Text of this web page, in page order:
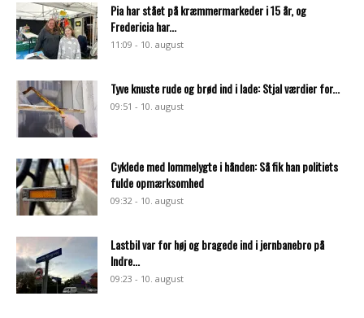
Pia har stået på kræmmermarkeder i 15 år, og
Fredericia har...
11:09 - 10. august
Tyve knuste rude og brød ind i lade: Stjal værdier for...
09:51 - 10. august
Cyklede med lommelygte i hånden: Så fik han politiets
fulde opmærksomhed
09:32 - 10. august
Lastbil var for høj og bragede ind i jernbanebro på
Indre...
09:23 - 10. august